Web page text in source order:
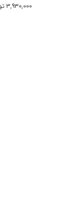
3,930,000 تومان